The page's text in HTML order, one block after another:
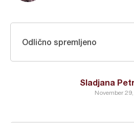
Sladjana
November
Odlično spremljeno